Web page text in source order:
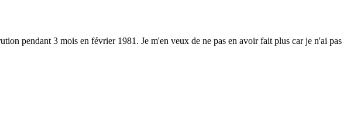
pendant 3 mois en février 1981. Je m'en veux de ne pas en avoir fait plus car je n'ai pas